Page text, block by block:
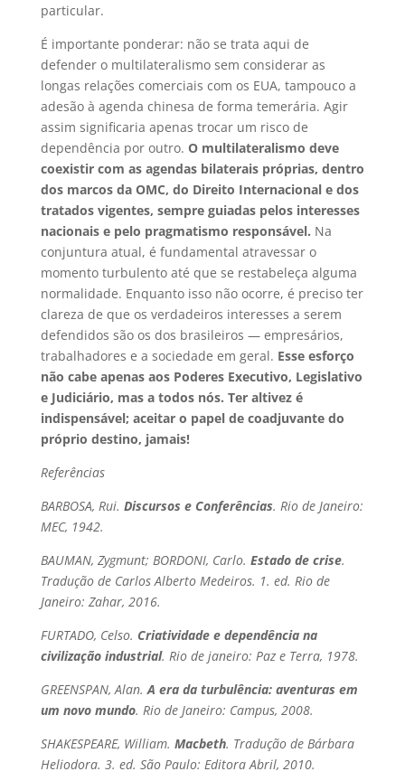
particular.
É importante ponderar: não se trata aqui de
defender o multilateralismo sem considerar as
longas relações comerciais com os EUA, tampouco a
adesão à agenda chinesa de forma temerária. Agir
assim significaria apenas trocar um risco de
dependência por outro. O multilateralismo deve
coexistir com as agendas bilaterais próprias, dentro
dos marcos da OMC, do Direito Internacional e dos
tratados vigentes, sempre guiadas pelos interesses
nacionais e pelo pragmatismo responsável. Na
conjuntura atual, é fundamental atravessar o
momento turbulento até que se restabeleça alguma
normalidade. Enquanto isso não ocorre, é preciso ter
clareza de que os verdadeiros interesses a serem
defendidos são os dos brasileiros — empresários,
trabalhadores e a sociedade em geral. Esse esforço
não cabe apenas aos Poderes Executivo, Legislativo
e Judiciário, mas a todos nós. Ter altivez é
indispensável; aceitar o papel de coadjuvante do
próprio destino, jamais!
Referências
BARBOSA, Rui. Discursos e Conferências. Rio de Janeiro:
MEC, 1942.
BAUMAN, Zygmunt; BORDONI, Carlo. Estado de crise.
Tradução de Carlos Alberto Medeiros. 1. ed. Rio de
Janeiro: Zahar, 2016.
FURTADO, Celso. Criatividade e dependência na
civilização industrial. Rio de janeiro: Paz e Terra, 1978.
GREENSPAN, Alan. A era da turbulência: aventuras em
um novo mundo. Rio de Janeiro: Campus, 2008.
SHAKESPEARE, William. Macbeth. Tradução de Bárbara
Heliodora. 3. ed. São Paulo: Editora Abril, 2010.